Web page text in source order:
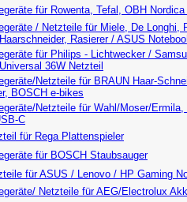
für Rowenta, Tefal, OBH
/ Netzteile für Miele, De
Rasierer / ASUS
für Philips - Lichtwecker /
36W Netzteil
Netzteile für BRAUN Haar-
BOSCH e-bikes
Netzteile für Wahl/Moser/
C
für Rega Plattenspieler
für BOSCH Staubsauger
für ASUS / Lenovo / HP Gaming
Netzteile für AEG/Electrolux